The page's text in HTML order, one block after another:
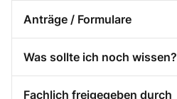
Anträge / Formulare
Was sollte ich noch wissen?
Fachlich freigegeben durch